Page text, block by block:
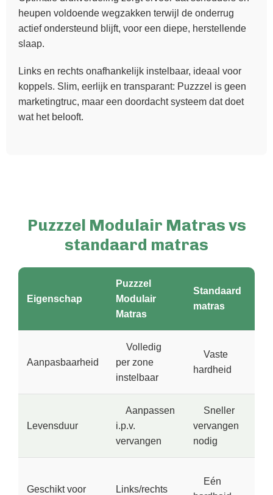
heupen voldoende wegzakken terwijl de onderrug
actief ondersteund blijft, voor een diepe, herstellende
slaap.
Links en rechts onafhankelijk instelbaar, ideaal voor
koppels. Slim, eerlijk en transparant: Puzzzel is geen
marketingtruc, maar een doordacht systeem dat doet
wat het belooft.
Puzzzel Modulair Matras vs
standaard matras
Eigenschap
Puzzzel
Modulair
Matras
Standaard
matras
Aanpasbaarheid
Volledig
per zone
instelbaar
Vaste
hardheid
Levensduur
Aanpassen
i.p.v.
vervangen
Sneller
vervangen
nodig
Geschikt voor
Links/rechts
Eén